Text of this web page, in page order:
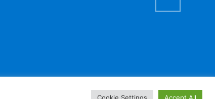
Cookie Settings Accept All